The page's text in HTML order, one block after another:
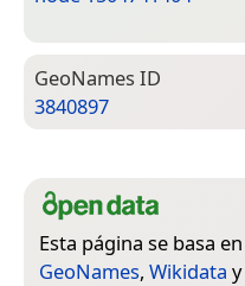
Geo­Names ID
3840897
Esta página se basa en
GeoNames, Wikidata y